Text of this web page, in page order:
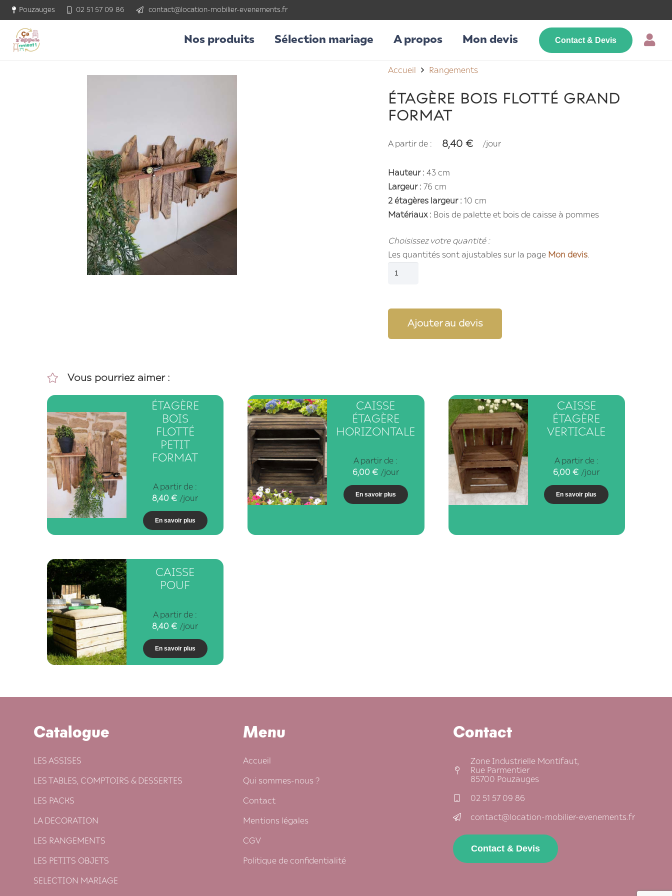
Pouzauges 02 51 57 09 86 contact@location-mobilier-evenements.fr
Nos produits Sélection mariage A propos Mon devis Contact & Devis
Accueil Rangements
ÉTAGÈRE BOIS FLOTTÉ GRAND
FORMAT
A partir de : 8,40 € /jour
Hauteur : 43 cm
Largeur : 76 cm
2 étagères largeur : 10 cm
Matériaux : Bois de palette et bois de caisse à pommes
Choisissez votre quantité :
Les quantités sont ajustables sur la page Mon devis
bois
flotté
grand
Ajouter au devis
Vous pourriez aimer :
ÉTAGÈRE
BOIS
FLOTTÉ
PETIT
FORMAT
A partir de :
8,40€ /jour
En savoir plus
CAISSE
ÉTAGÈRE
HORIZONTALE
A partir de :
6,00€ /jour
En savoir plus
CAISSE
ÉTAGÈRE
VERTICALE
A partir de :
6,00€ /jour
En savoir plus
CAISSE
POUF
A partir de :
8,40€ /jour
En savoir plus
Catalogue
LES ASSISES
LES TABLES, COMPTOIRS & DESSERTES
LES PACKS
LA DECORATION
LES RANGEMENTS
LES PETITS OBJETS
SELECTION MARIAGE
Menu
Accueil
Qui sommes-nous ?
Contact
Mentions légales
CGV
Politique de confidentialité
Contact
Zone Industrielle Montifaut,
Rue Parmentier
85700 Pouzauges
02 51 57 09 86
contact@location-mobilier-evenements.fr
Contact & Devis